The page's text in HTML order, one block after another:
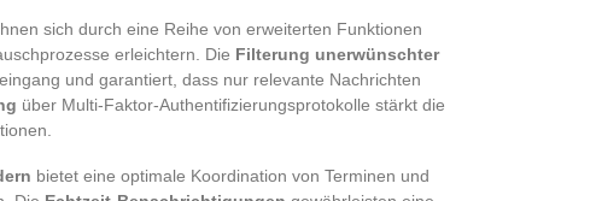
sich durch eine Reihe von erweiterten Funktionen
erleichtern. Die Filterung unerwünschter
und garantiert, dass nur relevante Nachrichten
über Multi-Faktor-Authentifizierungsprotokolle stärkt die
bietet eine optimale Koordination von Terminen und